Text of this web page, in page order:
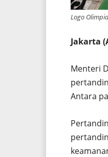
Logo
Jakarta
Menteri
Antara